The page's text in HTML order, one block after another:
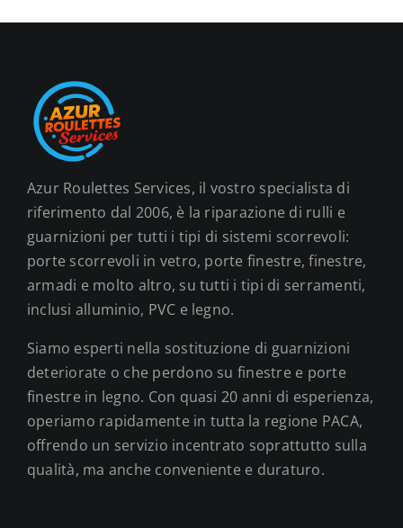
Azur Roulettes Services, il vostro specialista di
riferimento dal 2006, è la riparazione di rulli e
guarnizioni per tutti i tipi di sistemi scorrevoli:
porte scorrevoli in vetro, porte finestre, finestre,
armadi e molto altro, su tutti i tipi di serramenti,
inclusi alluminio, PVC e legno.
Siamo esperti nella sostituzione di guarnizioni
deteriorate o che perdono su finestre e porte
finestre in legno. Con quasi 20 anni di esperienza,
operiamo rapidamente in tutta la regione PACA,
offrendo un servizio incentrato soprattutto sulla
qualità, ma anche conveniente e duraturo.